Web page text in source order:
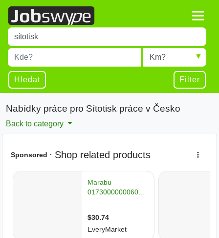
Title
Type 1 or more characters for results.
Místo
Type 1 or more characters for results.
Radius
Hledat Filter
Nabídky práce pro Sítotisk práce v Česko
Back to category